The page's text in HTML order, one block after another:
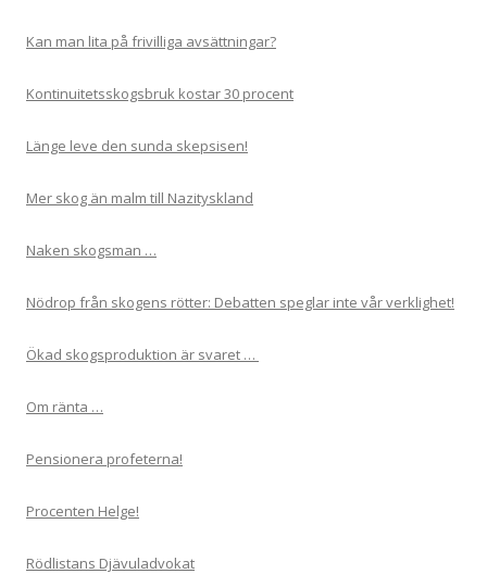
Kan man lita på frivilliga avsättningar?
Kontinuitetsskogsbruk kostar 30 procent
Länge leve den sunda skepsisen!
Mer skog än malm till Nazityskland
Naken skogsman …
Nödrop från skogens rötter: Debatten speglar inte vår verklighet!
Ökad skogsproduktion är svaret …
Om ränta …
Pensionera profeterna!
Procenten Helge!
Rödlistans Djävuladvokat